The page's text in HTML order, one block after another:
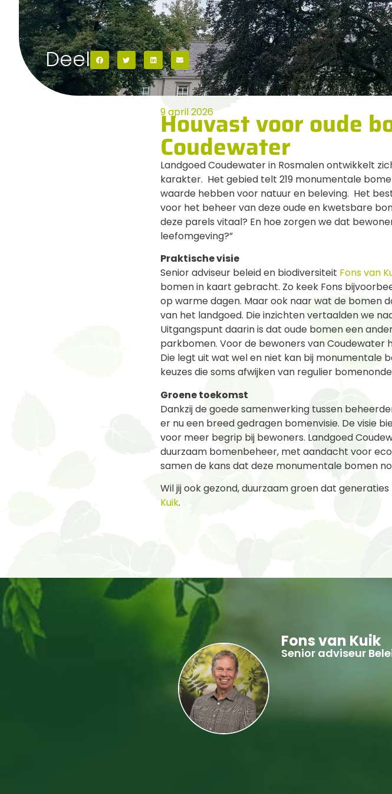
Deel
9 april 2026
Houvast voor oude
Coudewater
Landgoed Coudewater in Rosmalen ontwikkelt
karakter. Het gebied telt 219 monumentale
waarde hebben voor natuur en beleving. Het
voor het beheer van deze oude en kwetsbare
deze parels vitaal? En hoe zorgen we dat
leefomgeving?”
Praktische visie
Senior adviseur beleid en biodiversiteit Fons van
bomen in kaart gebracht. Zo keek Fons
op warme dagen. Maar ook naar wat de bomen
van het landgoed. Die inzichten vertaalden we
Uitgangspunt daarin is dat oude bomen een
parkbomen. Voor de bewoners van Coudewater
Die legt uit wat wel en niet kan bij monumentale
keuzes die soms afwijken van regulier
Groene toekomst
Dankzij de goede samenwerking tussen
er nu een breed gedragen bomenvisie. De visie
voor meer begrip bij bewoners. Landgoed
duurzaam bomenbeheer, met aandacht voor
samen de kans dat deze monumentale bomen
Wil jij ook gezond, duurzaam groen dat
Kuik.
Fons van Kuik
Senior adviseur